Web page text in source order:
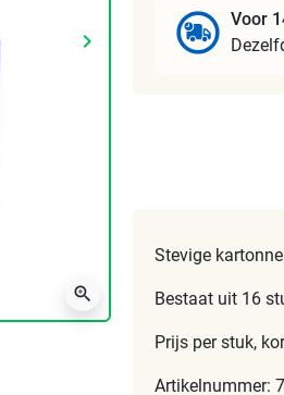
Volgende
keyboard_arrow_right
zoom_in
Voor
Stevige
Bestaat uit 16
Prijs per stuk,
Artikelnummer: